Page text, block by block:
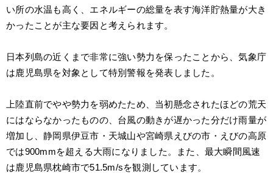
い所の水温も高く、エネルギーの総量を表す海洋貯熱量が大き
かったことが主な要因と考えられます。
日本列島の近くまで非常に強い勢力を保ったことから、気象庁
は鹿児島県を対象として特別警報を発表しました。
上陸直前でやや勢力を弱めたため、当初懸念されたほどの荒天
にはならなかったものの、台風の動きが遅かった分だけ雨量が
増加し、静岡県伊豆市・天城山や宮崎県えびの市・えびの高原
では900mmを超える大雨になりました。また、最大瞬間風速
は鹿児島県枕崎市で51.5m/sを観測しています。